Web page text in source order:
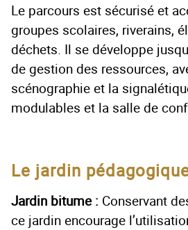
Le parcours est sécurisé et
groupes scolaires, riverains,
déchets. Il se développe
de gestion des ressources,
scénographie et la
modulables et la salle de
Le jardin
Jardin bitume : Conservant
ce jardin encourage